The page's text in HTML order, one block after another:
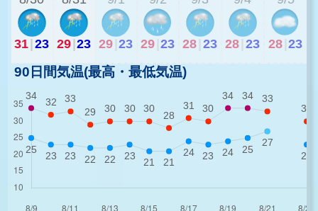
31 23 29 23 29 23 29 23 28 23 28 23 28 23
90日間気温(最高・最低気温)